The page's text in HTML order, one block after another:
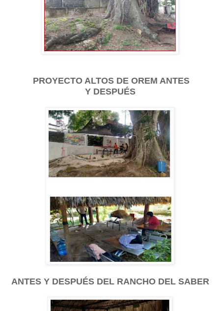
PROYECTO ALTOS DE OREM ANTES
Y DESPUÉS
ANTES Y DESPUÉS DEL RANCHO DEL SABER